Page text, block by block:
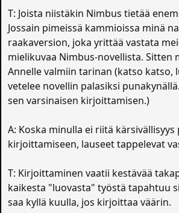
T: Joista niistäkin Nimbus tietää
Jossain pimeissä kammioissa minä
raakaversion, joka yrittää vastata
mielikuvaa Nimbus-novellista. Sitten
Annelle valmiin tarinan (katso katso,
vetelee novellin palasiksi
sen varsinaisen kirjoittamisen.)
A: Koska minulla ei riitä
kirjoittamiseen, lauseet tappelevat
T: Kirjoittaminen vaatii kestävää
kaikesta "luovasta" työstä tapahtuu
saa kyllä kuulla, jos kirjoittaa väärin.